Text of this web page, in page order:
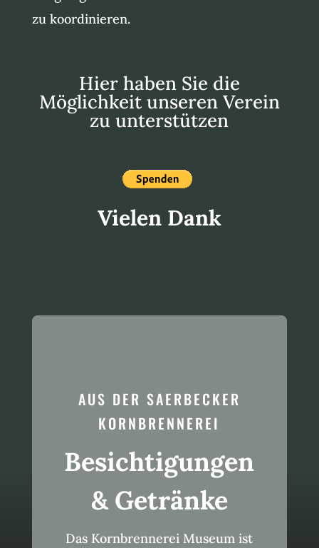
zu koordinieren.
Hier haben Sie die
Möglichkeit unseren Verein
zu unterstützen
Vielen Dank
AUS DER SAERBECKER
KORNBRENNEREI
Besichtigungen
& Getränke
Das Kornbrennerei Museum ist